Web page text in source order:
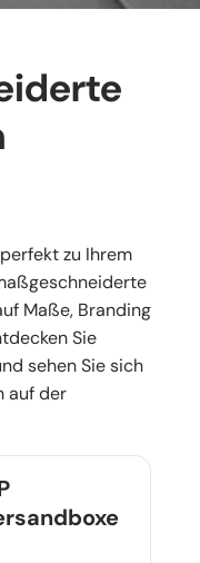
zu Ihrem
Maße, Branding
Sie
sehen Sie sich
auf der